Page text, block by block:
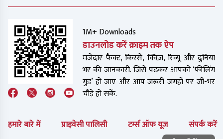
1M+ Downloads
डाउनलोड करें क्राइम तक ऐप
मजेदार फैक्ट, किस्से, क्विज़, रिव्यू और दुनिया
भर की जानकारी. जिसे पढ़कर आपको ‘फीलिंग
गुड’ हो जाए और आप जरूरी जगहों पर जी-भर
चौड़े हो सकें.
हमारे बारे में प्राइवेसी पालिसी टर्म्स ऑफ यूज
संपर्क करें